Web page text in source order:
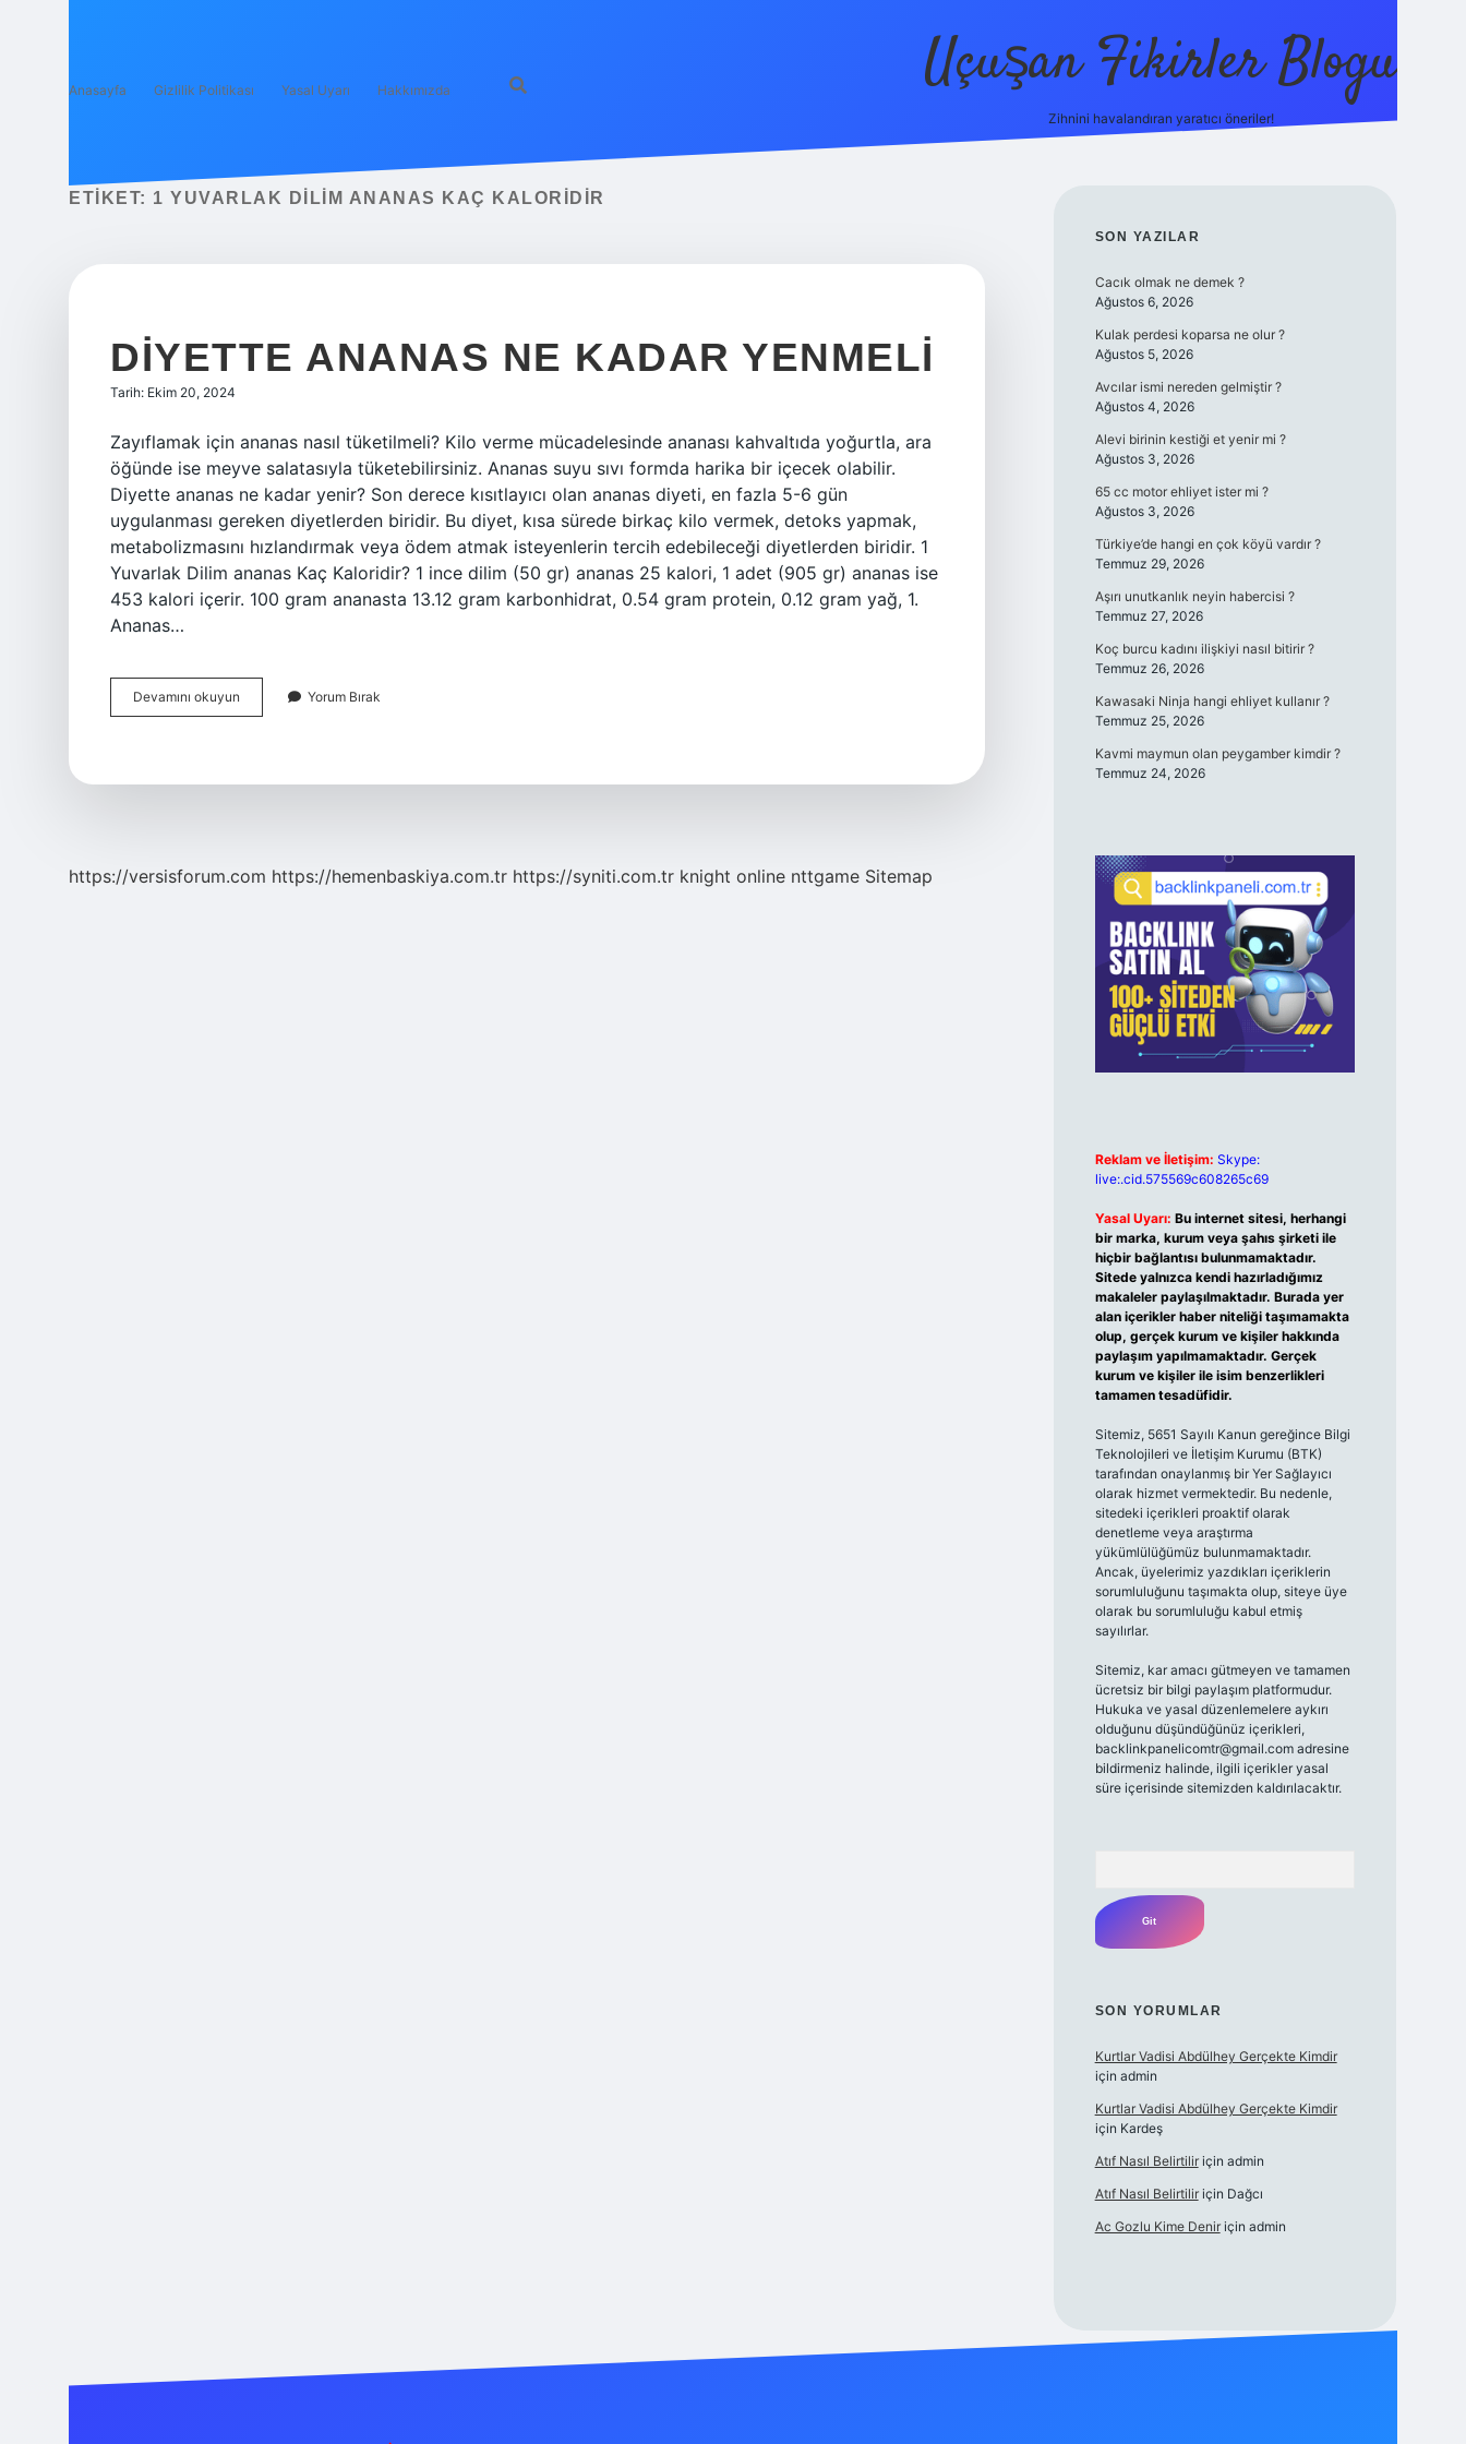
Anasayfa Gizlilik Politikası Yasal Uyarı Hakkımızda Uçuşan Fikirler Blogu
Zihnini havalandıran yaratıcı öneriler!
ETIKET: 1 YUVARLAK DILIM ANANAS KAÇ KALORIDIR
DIYETTE ANANAS NE KADAR YENMELI
Tarih: Ekim 20, 2024
Zayıflamak için ananas nasıl tüketilmeli? Kilo verme mücadelesinde ananası kahvaltıda yoğurtla, ara
öğünde ise meyve salatasıyla tüketebilirsiniz. Ananas suyu sıvı formda harika bir içecek olabilir.
Diyette ananas ne kadar yenir? Son derece kısıtlayıcı olan ananas diyeti, en fazla 5-6 gün
uygulanması gereken diyetlerden biridir. Bu diyet, kısa sürede birkaç kilo vermek, detoks yapmak,
metabolizmasını hızlandırmak veya ödem atmak isteyenlerin tercih edebileceği diyetlerden biridir. 1
Yuvarlak Dilim ananas Kaç Kaloridir? 1 ince dilim (50 gr) ananas 25 kalori, 1 adet (905 gr) ananas ise
453 kalori içerir. 100 gram ananasta 13.12 gram karbonhidrat, 0.54 gram protein, 0.12 gram yağ, 1.
Ananas…
Devamını okuyun
Ananas
Yorum Bırak
https://versisforum.com https://hemenbaskiya.com.tr https://syniti.com.tr knight online nttgame Sitemap
SIDEBAR
SON YAZILAR
Cacık olmak ne demek ?
Ağustos 6, 2026
Kulak perdesi koparsa ne olur ?
Ağustos 5, 2026
Avcılar ismi nereden gelmiştir ?
Ağustos 4, 2026
Alevi birinin kestiği et yenir mi ?
Ağustos 3, 2026
65 cc motor ehliyet ister mi ?
Ağustos 3, 2026
Türkiye’de hangi en çok köyü vardır ?
Temmuz 29, 2026
Aşırı unutkanlık neyin habercisi ?
Temmuz 27, 2026
Koç burcu kadını ilişkiyi nasıl bitirir ?
Temmuz 26, 2026
Kawasaki Ninja hangi ehliyet kullanır ?
Temmuz 25, 2026
Kavmi maymun olan peygamber kimdir ?
Temmuz 24, 2026
Reklam ve İletişim: Skype:
live:.cid.575569c608265c69
Yasal Uyarı: Bu internet sitesi, herhangi
bir marka, kurum veya şahıs şirketi ile
hiçbir bağlantısı bulunmamaktadır.
Sitede yalnızca kendi hazırladığımız
makaleler paylaşılmaktadır. Burada yer
alan içerikler haber niteliği taşımamakta
olup, gerçek kurum ve kişiler hakkında
paylaşım yapılmamaktadır. Gerçek
kurum ve kişiler ile isim benzerlikleri
tamamen tesadüfidir.
Sitemiz, 5651 Sayılı Kanun gereğince Bilgi
Teknolojileri ve İletişim Kurumu (BTK)
tarafından onaylanmış bir Yer Sağlayıcı
olarak hizmet vermektedir. Bu nedenle,
sitedeki içerikleri proaktif olarak
denetleme veya araştırma
yükümlülüğümüz bulunmamaktadır.
Ancak, üyelerimiz yazdıkları içeriklerin
sorumluluğunu taşımakta olup, siteye üye
olarak bu sorumluluğu kabul etmiş
sayılırlar.
Sitemiz, kar amacı gütmeyen ve tamamen
ücretsiz bir bilgi paylaşım platformudur.
Hukuka ve yasal düzenlemelere aykırı
olduğunu düşündüğünüz içerikleri,
backlinkpanelicomtr@gmail.comadresine
bildirmeniz halinde, ilgili içerikler yasal
süre içerisinde sitemizden kaldırılacaktır.
SON YORUMLAR
Kurtlar Vadisi Abdülhey Gerçekte Kimdir
için admin
Kurtlar Vadisi Abdülhey Gerçekte Kimdir
için Kardeş
Atıf Nasıl Belirtiliriçin admin
Atıf Nasıl Belirtiliriçin Dağcı
Ac Gozlu Kime Deniriçin admin